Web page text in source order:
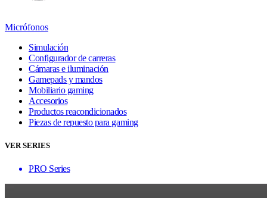
Micrófonos
Simulación
Configurador de carreras
Cámaras e iluminación
Gamepads y mandos
Mobiliario gaming
Accesorios
Productos reacondicionados
Piezas de repuesto para gaming
VER SERIES
PRO Series